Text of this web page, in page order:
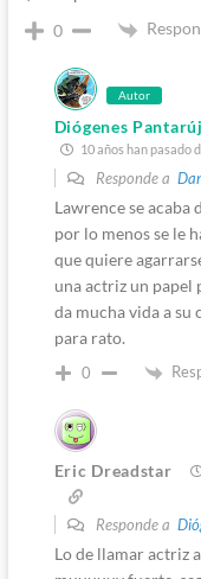
0
Autor
Diógenes
10 años han pasado
Responde a
Lawrence se acaba
por lo menos se le
que quiere
una actriz un papel
da mucha vida a su
para rato.
0
Eric Dreadstar
Responde a
Lo de llamar actriz